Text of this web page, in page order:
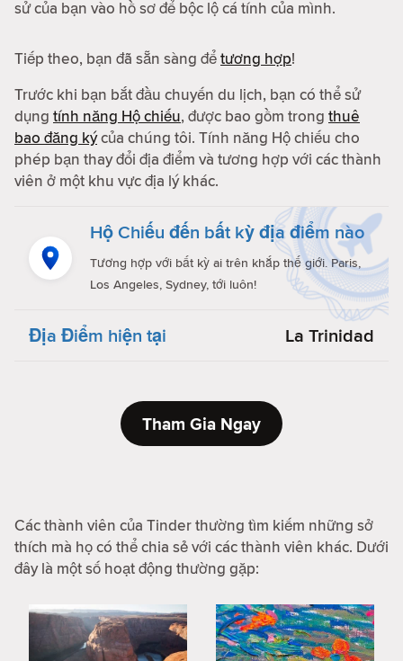
sử của bạn vào hồ sơ để bộc lộ cá tính của mình.
Tiếp theo, bạn đã sẵn sàng đểtương hợp!
Trước khi bạn bắt đầu chuyến du lịch, bạn có thể sử
dụng tính năng Hộ chiếu, được bao gồm trong thuê
bao đăng kýcủa chúng tôi. Tính năng Hộ chiếu cho
phép bạn thay đổi địa điểm và tương hợp với các thành
viên ở một khu vực địa lý khác.
Hộ Chiếu đến bất kỳ địa điểm nào
Tương hợp với bất kỳ ai trên khắp thế giới. Paris,
Los Angeles, Sydney, tới luôn!
Địa Điểm hiện tại La Trinidad
Tham Gia Ngay
Các thành viên của Tinder thường tìm kiếm những sở
thích mà họ có thể chia sẻ với các thành viên khác. Dưới
đây là một số hoạt động thường gặp: